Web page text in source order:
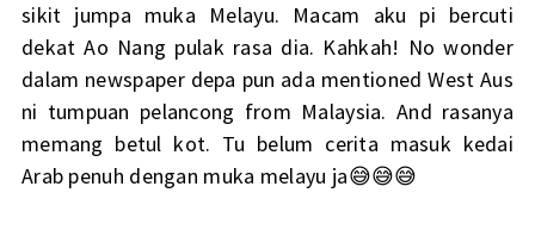
sikit jumpa muka Melayu. Macam aku pi bercuti
dekat Ao Nang pulak rasa dia. Kahkah! No wonder
dalam newspaper depa pun ada mentioned West Aus
ni tumpuan pelancong from Malaysia. And rasanya
memang betul kot. Tu belum cerita masuk kedai
Arab penuh dengan muka melayu ja😅😅😅